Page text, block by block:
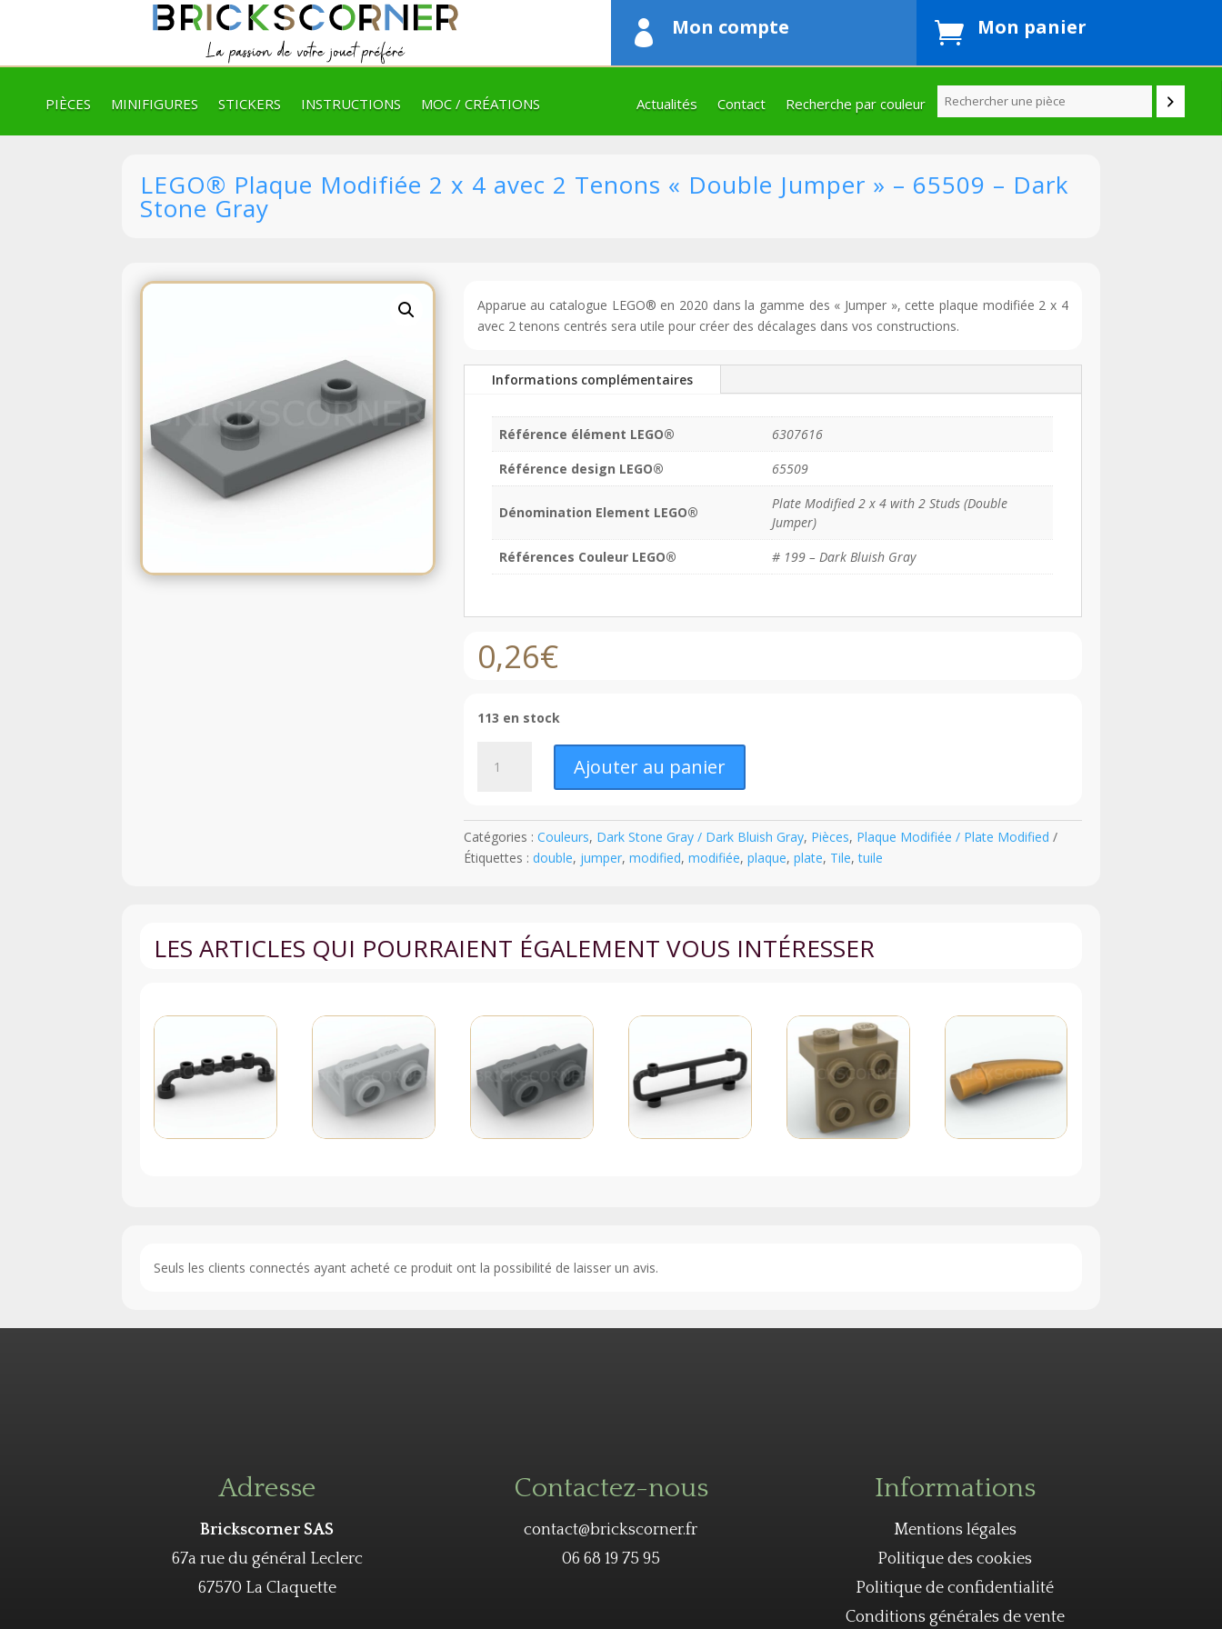
 Mon compte  Mon panier
PIÈCES MINIFIGURES STICKERS INSTRUCTIONS MOC / CRÉATIONS Actualités Contact Recherche par couleur
LEGO® Plaque Modifiée 2 x 4 avec 2 Tenons « Double Jumper » – 65509 – Dark
Stone Gray
Apparue au catalogue LEGO® en 2020 dans la gamme des « Jumper », cette plaque modifiée 2 x 4
avec 2 tenons centrés sera utile pour créer des décalages dans vos constructions.
Informations complémentaires
Référence élément LEGO®
6307616
Référence design LEGO®
65509
Dénomination Element LEGO®
Plate Modified 2 x 4 with 2 Studs (Double
Jumper)
Références Couleur LEGO®
# 199 – Dark Bluish Gray
0,26€
113 en stock
Modifiée
2
2
Tenons
-
-
Dark
Stone
Ajouter au panier
Catégories : Couleurs, Dark Stone Gray / Dark Bluish Gray, Pièces, Plaque Modifiée / Plate Modified
Étiquettes : double, jumper, modified, modifiée, plaque, plate, Tile,tuile
LES ARTICLES QUI POURRAIENT ÉGALEMENT VOUS INTÉRESSER
Seuls les clients connectés ayant acheté ce produit ont la possibilité de laisser un avis.
Adresse
Brickscorner SAS
67a rue du général Leclerc
67570 La Claquette
Contactez-nous
contact@brickscorner.fr
06 68 19 75 95
Informations
Mentions légales
Politique des cookies
Politique de confidentialité
Conditions générales de vente